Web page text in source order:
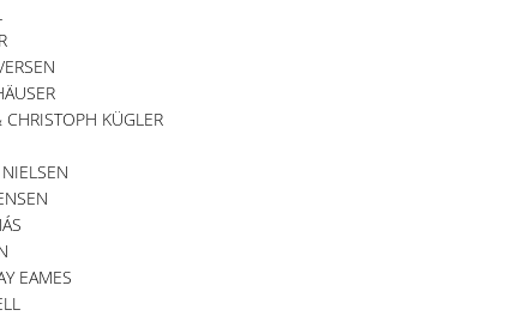
KÜGLER
EAMES